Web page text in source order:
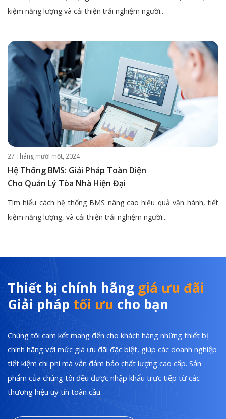
kiệm năng lượng và cải thiện trải nghiệm người...
27 Tháng mười một, 2024
Hệ Thống BMS: Giải Pháp Toàn Diện
Cho Quản Lý Tòa Nhà Hiện Đại
Tìm hiểu cách hệ thống BMS nâng cao hiệu quả vận hành, tiết
kiệm năng lượng, và cải thiện trải nghiệm người...
Thiết bị chính hãng giá ưu đãi
Giải pháp tối ưu cho bạn
Chúng tôi cam kết mang đến cho khách hàng những thiết bị
chính hãng với mức giá ưu đãi đặc biệt, giúp các doanh nghiệp
tiết kiệm chi phí mà vẫn đảm bảo chất lượng cao cấp. Sản
phẩm của chúng tôi đều được nhập khẩu trực tiếp từ các
thương hiệu uy tín toàn cầu.